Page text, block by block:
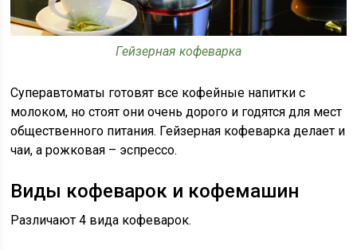
Гейзерная кофеварка
Суперавтоматы готовят все кофейные напитки с
молоком, но стоят они очень дорого и годятся для мест
общественного питания. Гейзерная кофеварка делает и
чаи, а рожковая – эспрессо.
Виды кофеварок и кофемашин
Различают 4 вида кофеварок.